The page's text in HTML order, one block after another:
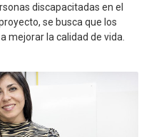
discapacitadas en el
se busca que los
mejorar la calidad de vida.